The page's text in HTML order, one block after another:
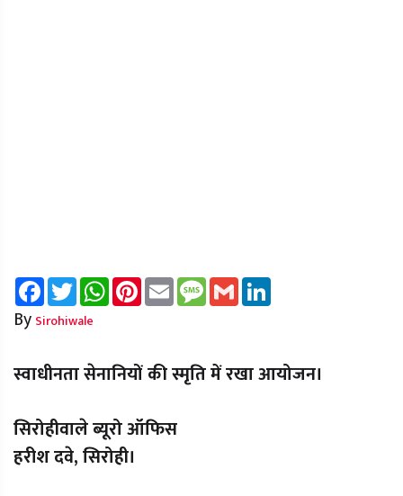
FacebookTwitterWhatsAppPinterest
Email Message
Gmail
By Sirohiwale
स्वाधीनता सेनानियों की स्मृति में रखा आयोजन।
सिरोहीवाले ब्यूरो ऑफिस
हरीश दवे, सिरोही।